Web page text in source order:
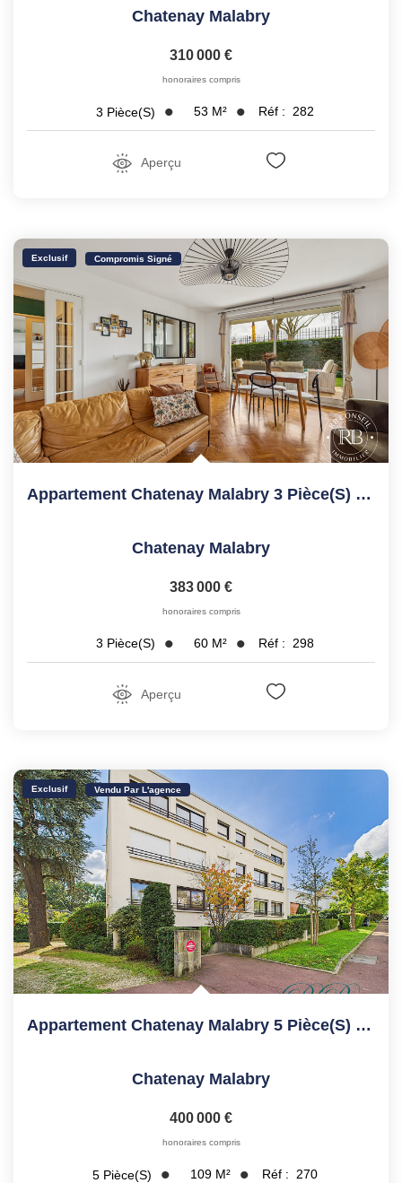
Chatenay Malabry
310 000 €
honoraires compris
3 Pièce(s) 53 M² Réf : 282
Aperçu
Exclusif Compromis Signé
Appartement Chatenay Malabry 3 Pièce(s) 60.10 M2
Chatenay Malabry
383 000 €
honoraires compris
3 Pièce(s) 60 M² Réf : 298
Aperçu
Exclusif Vendu Par L'agence
Appartement Chatenay Malabry 5 Pièce(s) 109.19 M2
Chatenay Malabry
400 000 €
honoraires compris
5 Pièce(s) 109 M² Réf : 270